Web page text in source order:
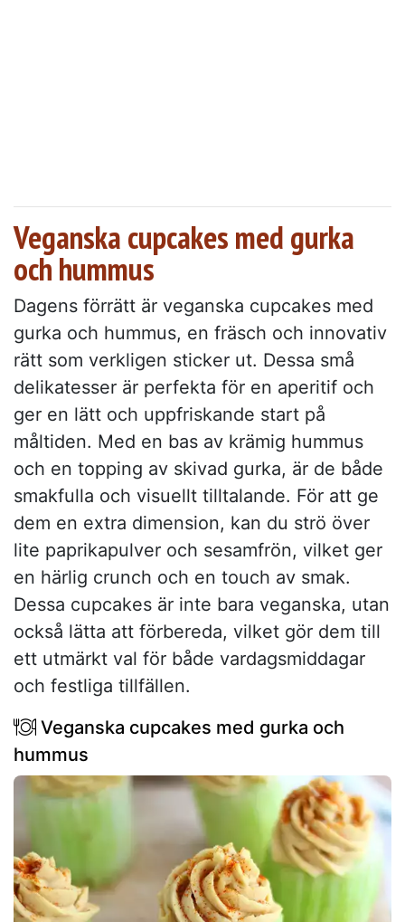
Veganska cupcakes med gurka
och hummus
Dagens förrätt är veganska cupcakes med
gurka och hummus, en fräsch och innovativ
rätt som verkligen sticker ut. Dessa små
delikatesser är perfekta för en aperitif och
ger en lätt och uppfriskande start på
måltiden. Med en bas av krämig hummus
och en topping av skivad gurka, är de både
smakfulla och visuellt tilltalande. För att ge
dem en extra dimension, kan du strö över
lite paprikapulver och sesamfrön, vilket ger
en härlig crunch och en touch av smak.
Dessa cupcakes är inte bara veganska, utan
också lätta att förbereda, vilket gör dem till
ett utmärkt val för både vardagsmiddagar
och festliga tillfällen.
Veganska cupcakes med gurka och
hummus